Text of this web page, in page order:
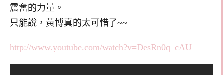
震奮的力量。
只能說，黃博真的太可惜了~~
http://www.youtube.com/watch?v=DesRn0q_cAU